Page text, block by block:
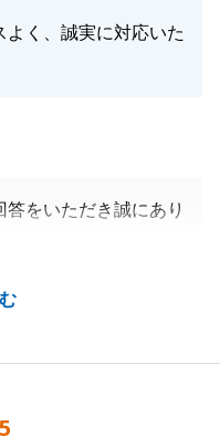
く、誠実に対応いた
をいただき誠にあり
、心より感謝申し上
なレスポンスを心がけ
5